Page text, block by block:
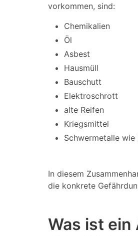
vorkommen, sind:
Chemikalien
Öl
Asbest
Hausmüll
Bauschutt
Elektroschrott
alte Reifen
Kriegsmittel
Schwermetalle wie
In diesem
die konkrete
Was ist